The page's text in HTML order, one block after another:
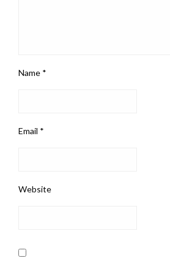
Name *
Email *
Website